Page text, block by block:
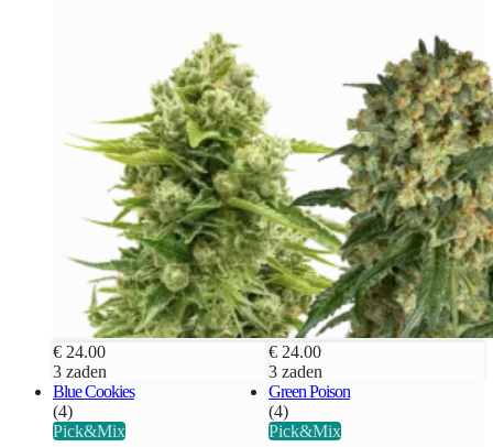
€ 24.00
3 zaden
€ 24.00
3 zaden
Blue Cookies
(4)
Pick&Mix
Green Poison
(4)
Pick&Mix